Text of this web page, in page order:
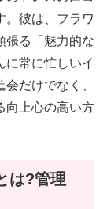
。彼は、フラワ
張る「魅力的な
に常に忙しいイ
だけでなく、
向上心の高い方
は?管理